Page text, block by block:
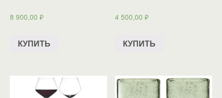
8 900,00 ₽
КУПИТЬ
4 500,00₽
КУПИТЬ